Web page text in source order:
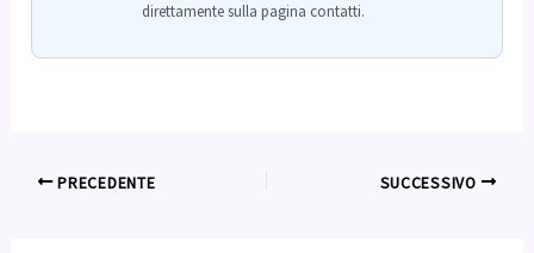
direttamente sulla pagina contatti.
PRECEDENTE SUCCESSIVO